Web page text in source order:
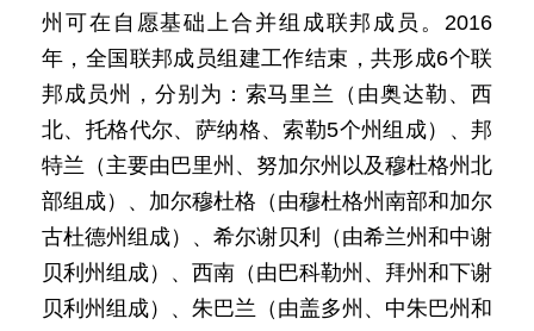
州可在自愿基础上合并组成联邦成员。2016
年，全国联邦成员组建工作结束，共形成6个联
邦成员州，分别为：索马里兰（由奥达勒、西
北、托格代尔、萨纳格、索勒5个州组成）、邦
特兰（主要由巴里州、努加尔州以及穆杜格州北
部组成）、加尔穆杜格（由穆杜格州南部和加尔
古杜德州组成）、希尔谢贝利（由希兰州和中谢
贝利州组成）、西南（由巴科勒州、拜州和下谢
贝利州组成）、朱巴兰（由盖多州、中朱巴州和